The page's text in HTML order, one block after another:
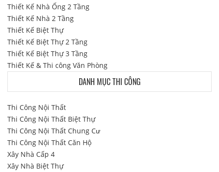
Thiết Kế Nhà Ống 2 Tầng
Thiết Kế Nhà 2 Tầng
Thiết Kế Biệt Thự
Thiết Kế Biệt Thự 2 Tầng
Thiết Kế Biệt Thự 3 Tầng
Thiết Kế & Thi công Văn Phòng
DANH MỤC THI CÔNG
Thi Công Nội Thất
Thi Công Nội Thất Biệt Thự
Thi Công Nội Thất Chung Cư
Thi Công Nội Thất Căn Hộ
Xây Nhà Cấp 4
Xây Nhà Biệt Thự